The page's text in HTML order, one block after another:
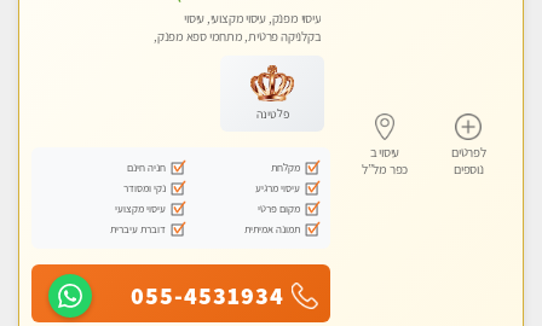
לפרטים
נוספים
עיסוי ב
כפר מל”ל
עיסוי מפנק, עיסוי מקצועי, עיסוי
בקלניקה פרטית, מתחמי ספא מפנק,
פלטינה
מקלחת
חניה חינם
עיסוי מרגיע
נקי ומסודר
מקום פרטי
עיסוי מקצועי
תמונה אמיתית
דוברת עיברית
055-4531934